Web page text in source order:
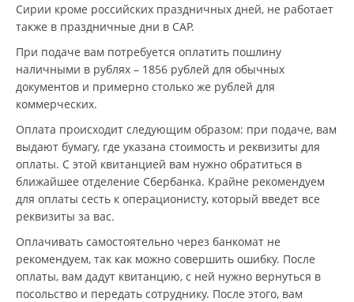
Сирии кроме российских праздничных дней, не работает
также в праздничные дни в САР.
При подаче вам потребуется оплатить пошлину
наличными в рублях – 1856 рублей для обычных
документов и примерно столько же рублей для
коммерческих.
Оплата происходит следующим образом: при подаче, вам
выдают бумагу, где указана стоимость и реквизиты для
оплаты. С этой квитанцией вам нужно обратиться в
ближайшее отделение Сбербанка. Крайне рекомендуем
для оплаты сесть к операционисту, который введет все
реквизиты за вас.
Оплачивать самостоятельно через банкомат не
рекомендуем, так как можно совершить ошибку. После
оплаты, вам дадут квитанцию, с ней нужно вернуться в
посольство и передать сотруднику. После этого, вам